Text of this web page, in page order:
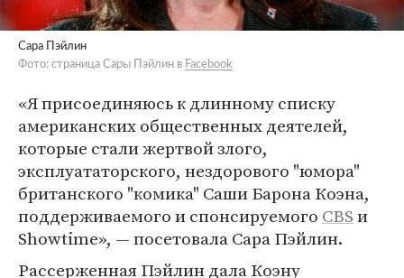
Сара Пэйлин
Фото: страница Сары Пэйлин в Facebook
«Я присоединяюсь к длинному списку
американских общественных деятелей,
которые стали жертвой злого,
эксплуататорского, нездорового "юмора"
британского "комика" Саши Барона Коэна,
поддерживаемого и спонсируемого CBSи
Showtime», — посетовала Сара Пэйлин.
Рассерженная Пэйлин дала Коэну